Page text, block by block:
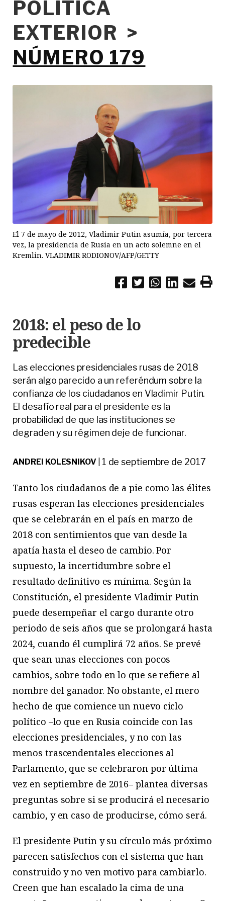
POLÍTICA
EXTERIOR >
NÚMERO 179
El 7 de mayo de 2012, Vladimir Putin asumía, por tercera
vez, la presidencia de Rusia en un acto solemne en el
Kremlin. VLADIMIR RODIONOV/AFP/GETTY
2018: el peso de lo
predecible
Las elecciones presidenciales rusas de 2018
serán algo parecido a un referéndum sobre la
confianza de los ciudadanos en Vladimir Putin.
El desafío real para el presidente es la
probabilidad de que las instituciones se
degraden y su régimen deje de funcionar.
ANDREI KOLESNIKOV| 1 de septiembre de 2017
Tanto los ciudadanos de a pie como las élites
rusas esperan las elecciones presidenciales
que se celebrarán en el país en marzo de
2018 con sentimientos que van desde la
apatía hasta el deseo de cambio. Por
supuesto, la incertidumbre sobre el
resultado definitivo es mínima. Según la
Constitución, el presidente Vladimir Putin
puede desempeñar el cargo durante otro
periodo de seis años que se prolongará hasta
2024, cuando él cumplirá 72 años. Se prevé
que sean unas elecciones con pocos
cambios, sobre todo en lo que se refiere al
nombre del ganador. No obstante, el mero
hecho de que comience un nuevo ciclo
político –lo que en Rusia coincide con las
elecciones presidenciales, y no con las
menos trascendentales elecciones al
Parlamento, que se celebraron por última
vez en septiembre de 2016– plantea diversas
preguntas sobre si se producirá el necesario
cambio, y en caso de producirse, cómo será.
El presidente Putin y su círculo más próximo
parecen satisfechos con el sistema que han
construido y no ven motivo para cambiarlo.
Creen que han escalado la cima de una